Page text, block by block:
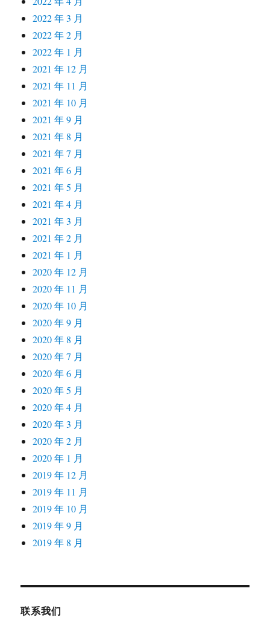
2022 年 3 月
2022 年 2 月
2022 年 1 月
2021 年 12 月
2021 年 11 月
2021 年 10 月
2021 年 9 月
2021 年 8 月
2021 年 7 月
2021 年 6 月
2021 年 5 月
2021 年 4 月
2021 年 3 月
2021 年 2 月
2021 年 1 月
2020 年 12 月
2020 年 11 月
2020 年 10 月
2020 年 9 月
2020 年 8 月
2020 年 7 月
2020 年 6 月
2020 年 5 月
2020 年 4 月
2020 年 3 月
2020 年 2 月
2020 年 1 月
2019 年 12 月
2019 年 11 月
2019 年 10 月
2019 年 9 月
2019 年 8 月
联系我们